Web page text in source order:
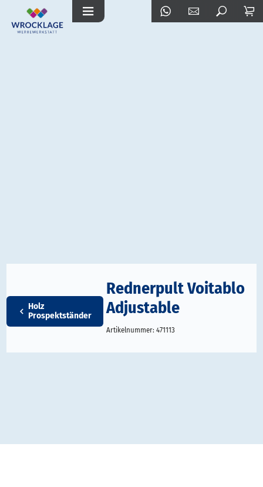
Holz
Prospektständer
Rednerpult Voitablo
Adjustable
Artikelnummer: 471113